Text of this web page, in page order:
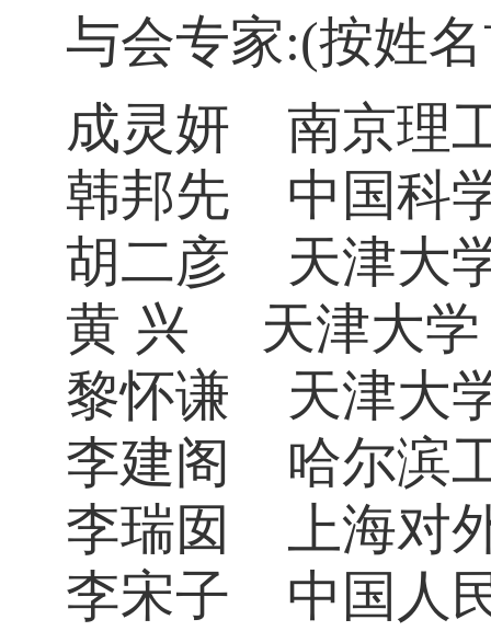
与会专家:(按姓
成灵妍
南京理
韩邦先
中国科
胡二彦
天津大
黄 兴
天津大学
黎怀谦
天津大
李建阁
哈尔滨
李瑞囡
上海对
李宋子
中国人